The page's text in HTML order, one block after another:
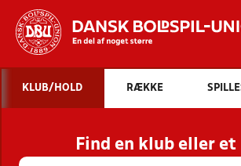
Hvad
INDHOLD
STILLINGER, RESULTATER,
HOLD
KLUB/HOLD RÆKKE
Find en klub eller et